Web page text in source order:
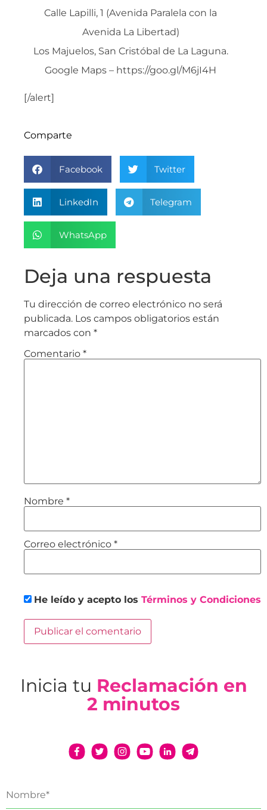
Calle Lapilli, 1 (Avenida Paralela con la
Avenida La Libertad)
Los Majuelos, San Cristóbal de La Laguna.
Google Maps – https://goo.gl/M6jI4H
[/alert]
Comparte
Facebook Twitter
LinkedIn Telegram
WhatsApp
Deja una respuesta
Tu dirección de correo electrónico no será
publicada. Los campos obligatorios están
marcados con *
Comentario *
Nombre *
Correo electrónico *
He leído y acepto los Términos y Condiciones
Inicia tu Reclamación en
2 minutos